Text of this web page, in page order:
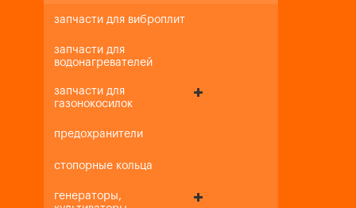
запчасти для виброплит
запчасти для
водонагревателей
запчасти для
газонокосилок
предохранители
стопорные кольца
генераторы,